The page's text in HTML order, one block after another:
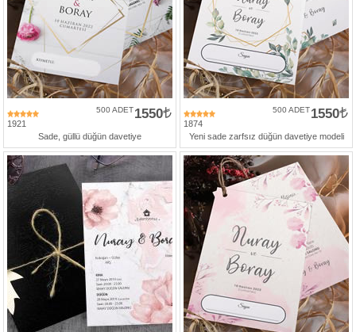
1921
1550
500 ADET
Sade, güllü düğün davetiye
1874
1550
500 ADET
Yeni sade zarfsız düğün davetiye modeli